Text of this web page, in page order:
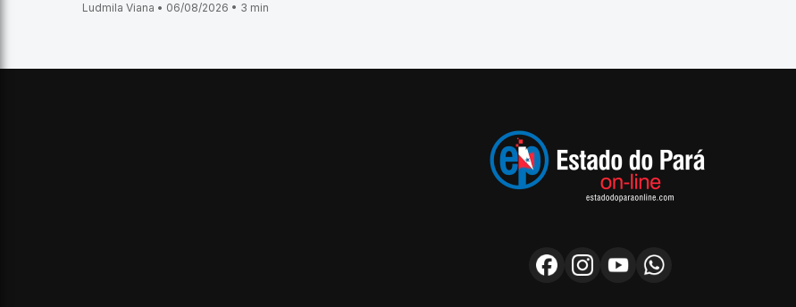
Ludmila Viana • 06/08/2026 • 3 min